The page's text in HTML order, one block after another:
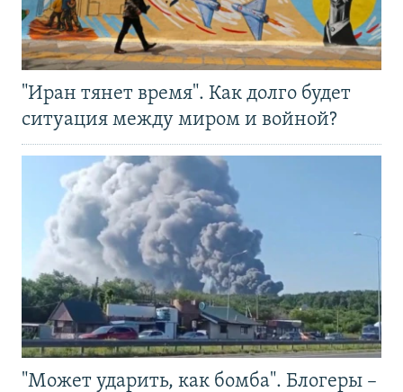
"Иран тянет время". Как долго будет
ситуация между миром и войной?
"Может ударить, как бомба". Блогеры –